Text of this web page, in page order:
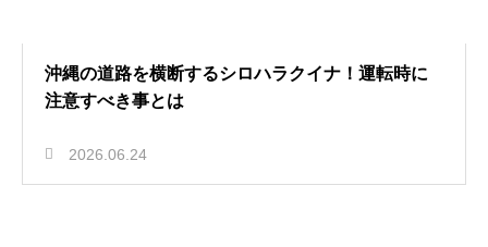
沖縄の道路を横断するシロハラクイナ！運転時に
注意すべき事とは
2026.06.24